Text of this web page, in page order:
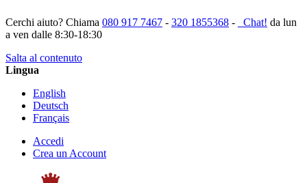
Cerchi aiuto? Chiama 080 917 7467 - 320 1855368 - Chat! da lun
a ven dalle 8:30-18:30
Salta al contenuto
Lingua
English
Deutsch
Français
Accedi
Crea un Account